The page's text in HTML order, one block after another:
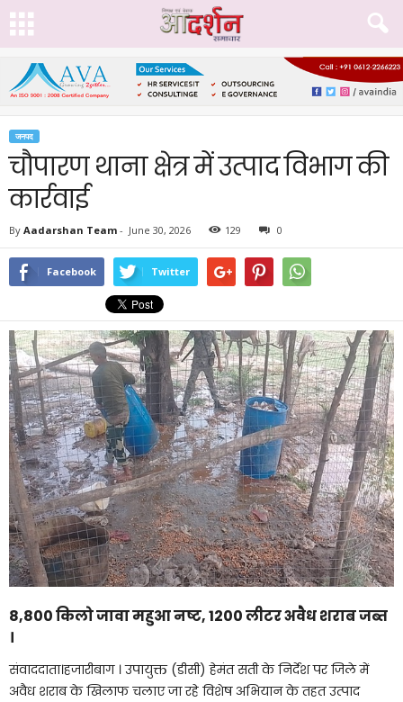
जनपद
चौपारण थाना क्षेत्र में उत्पाद विभाग की
कार्रवाई
By Aadarshan Team - June 30, 2026 129 0
Facebook Twitter
8,800 किलो जावा महुआ नष्ट, 1200 लीटर अवैध शराब जब्त
।
संवाददाता।हजारीबाग । उपायुक्त (डीसी) हेमंत सती के निर्देश पर जिले में
अवैध शराब के खिलाफ चलाए जा रहे विशेष अभियान के तहत उत्पाद